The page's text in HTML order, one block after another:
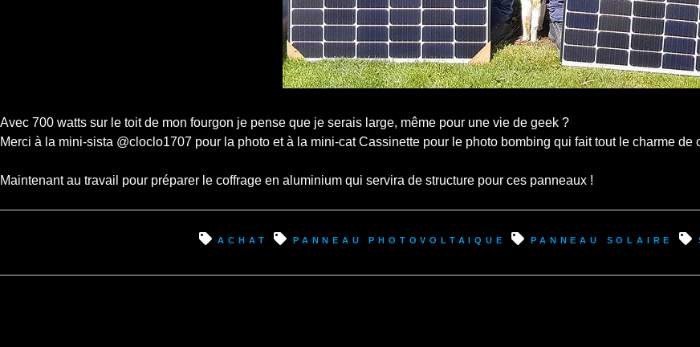
Avec 700 watts sur le toit de mon fourgon je pense que je serais large, même pour une vie de geek ?
Merci à la mini-sista @cloclo1707 pour la photo et à la mini-cat Cassinette pour le photo bombing qui fait tout le charme de
Maintenant au travail pour préparer le coffrage en aluminium qui servira de structure pour ces panneaux !
achat panneau photovoltaique panneau solaire